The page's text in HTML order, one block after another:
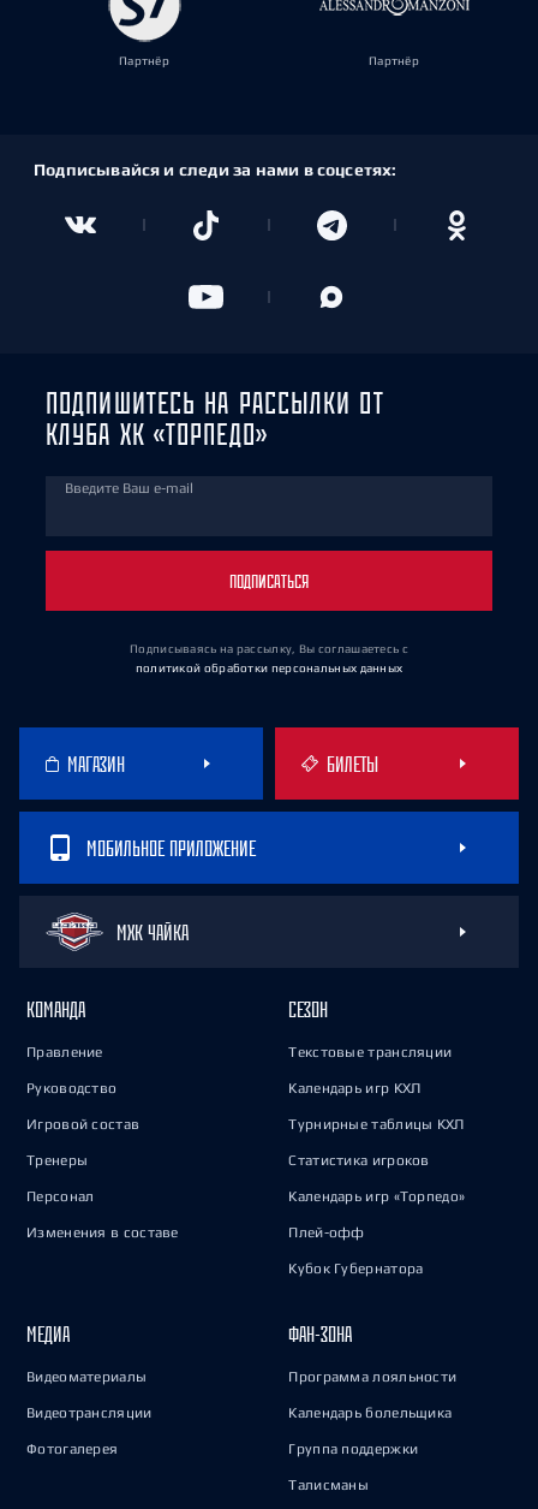
Партнёр Партнёр
Подписывайся и следи за нами в соцсетях:
ПОДПИШИТЕСЬ НА РАССЫЛКИ ОТ
КЛУБА ХК «ТОРПЕДО»
Введите Ваш e-mail
ПОДПИСАТЬСЯ
Подписываясь на рассылку, Вы соглашаетесь с
политикой обработки персональных данных
МАГАЗИН БИЛЕТЫ
МОБИЛЬНОЕ ПРИЛОЖЕНИЕ
МХК ЧАЙКА
КОМАНДА
Правление
Руководство
Игровой состав
Тренеры
Персонал
Изменения в составе
СЕЗОН
Текстовые трансляции
Календарь игр КХЛ
Турнирные таблицы КХЛ
Статистика игроков
Календарь игр «Торпедо»
Плей-офф
Кубок Губернатора
МЕДИА
Видеоматериалы
Видеотрансляции
Фотогалерея
ФАН-ЗОНА
Программа лояльности
Календарь болельщика
Группа поддержки
Талисманы